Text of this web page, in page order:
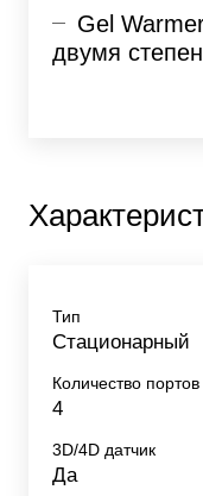
Gel
двумя
Тип
Стационарный
Количество
4
3D/4D датчик
Да